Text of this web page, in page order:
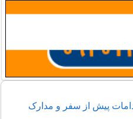
پیش از سفر و مدارک